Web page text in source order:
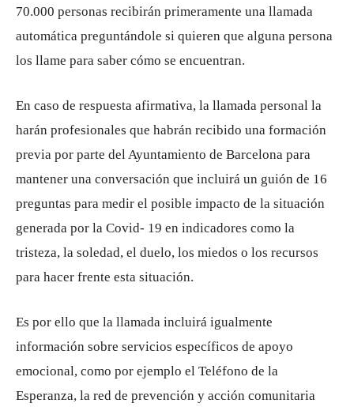
70.000 personas recibirán primeramente una llamada
automática preguntándole si quieren que alguna persona
los llame para saber cómo se encuentran.
En caso de respuesta afirmativa, la llamada personal la
harán profesionales que habrán recibido una formación
previa por parte del Ayuntamiento de Barcelona para
mantener una conversación que incluirá un guión de 16
preguntas para medir el posible impacto de la situación
generada por la Covid- 19 en indicadores como la
tristeza, la soledad, el duelo, los miedos o los recursos
para hacer frente esta situación.
Es por ello que la llamada incluirá igualmente
información sobre servicios específicos de apoyo
emocional, como por ejemplo el Teléfono de la
Esperanza, la red de prevención y acción comunitaria